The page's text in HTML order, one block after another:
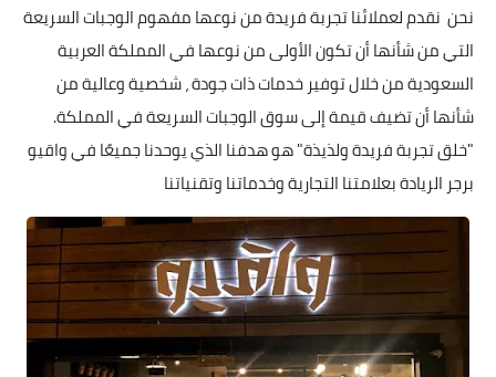
نحن نقدم لعملائنا تجربة فريدة من نوعها مفهوم الوجبات السريعة
التي من شأنها أن تكون الأولى من نوعها في المملكة العربية
السعودية من خلال توفير خدمات ذات جودة ، شخصية وعالية من
شأنها أن تضيف قيمة إلى سوق الوجبات السريعة في المملكة.
"خلق تجربة فريدة ولذيذة" هو هدفنا الذي يوحدنا جميعًا في واقيو
برجر الريادة بعلامتنا التجارية وخدماتنا وتقنياتنا